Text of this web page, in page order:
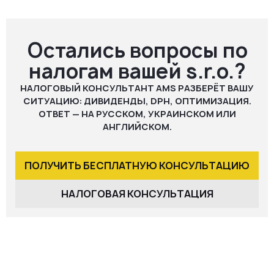
Остались вопросы по
налогам вашей s.r.o.?
НАЛОГОВЫЙ КОНСУЛЬТАНТ AMS РАЗБЕРЁТ ВАШУ
СИТУАЦИЮ: ДИВИДЕНДЫ, DPH, ОПТИМИЗАЦИЯ.
ОТВЕТ — НА РУССКОМ, УКРАИНСКОМ ИЛИ
АНГЛИЙСКОМ.
ПОЛУЧИТЬ БЕСПЛАТНУЮ КОНСУЛЬТАЦИЮ
НАЛОГОВАЯ КОНСУЛЬТАЦИЯ